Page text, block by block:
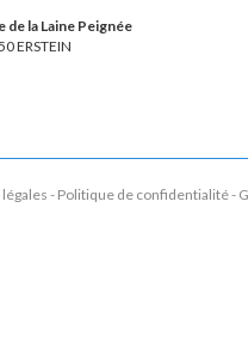
de la Laine Peignée
ERSTEIN
Politique de confidentialité